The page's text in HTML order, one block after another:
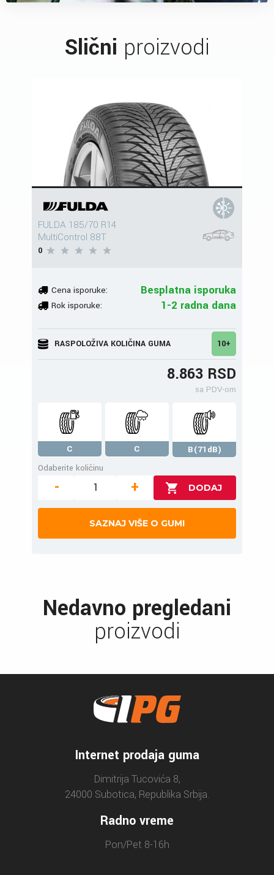
Slični proizvodi
FULDA 185/70 R14
MultiControl 88T
0
Cena isporuke: Besplatna isporuka
Rok isporuke: 1-2 radna dana
RASPOLOŽIVA KOLIČINA GUMA 10+
8.863 RSD
sa PDV-om
C C
B(71dB)
Odaberite količinu
- +
SAZNAJ VIŠE O GUMI
Nedavno pregledani
proizvodi
Internet prodaja guma
Dimitrija Tucovića 8,
24000 Subotica, Republika Srbija.
Radno vreme
Pon/Pet 8-16h